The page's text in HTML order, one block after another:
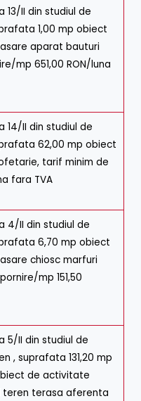
13/II din studiul de
1,00 mp obiect
aparat bauturi
mp 651,00 RON/luna
14/II din studiul de
62,00 mp obiect
tarif minim de
fara TVA
4/II din studiul de
6,70 mp obiect
chiosc marfuri
mp 151,50
5/II din studiul de
, suprafata 131,20 mp
de activitate
teren terasa aferenta